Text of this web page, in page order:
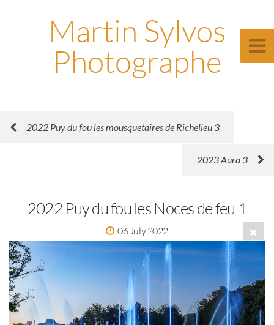
Martin Sylvos
Photographe
2022 Puy du fou les mousquetaires de Richelieu 3
2023 Aura 3
2022 Puy du fou les Noces de feu 1
06 July 2022